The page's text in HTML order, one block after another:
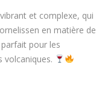
et complexe, qui
en matière de
parfait pour les
volcaniques.